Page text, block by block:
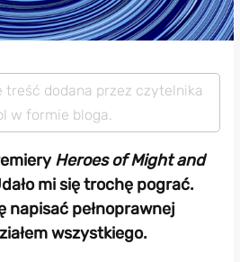
treść dodana przez czytelnika
w formie bloga.
Heroes of Might and
mi się trochę pograć.
napisać pełnoprawnej
wszystkiego.